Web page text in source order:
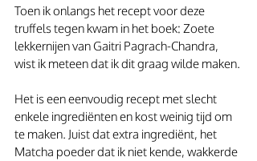
Toen ik onlangs het recept voor deze
truffels tegen kwam in het boek: Zoete
lekkernijen van Gaitri Pagrach-Chandra,
wist ik meteen dat ik dit graag wilde maken.
Het is een eenvoudig recept met slecht
enkele ingrediënten en kost weinig tijd om
te maken. Juist dat extra ingrediënt, het
Matcha poeder dat ik niet kende, wakkerde